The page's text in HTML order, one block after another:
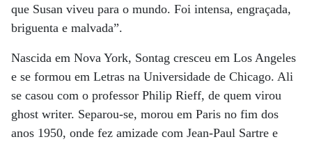
que Susan viveu para o mundo. Foi intensa, engraçada,
briguenta e malvada”.
Nascida em Nova York, Sontag cresceu em Los Angeles
e se formou em Letras na Universidade de Chicago. Ali
se casou com o professor Philip Rieff, de quem virou
ghost writer. Separou-se, morou em Paris no fim dos
anos 1950, onde fez amizade com Jean-Paul Sartre e